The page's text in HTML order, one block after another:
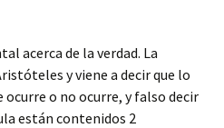
acerca de la verdad. La
y viene a decir que lo
o no ocurre, y falso decir
están contenidos 2